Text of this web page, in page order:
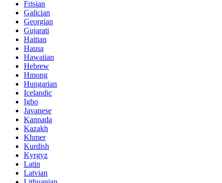
Frisian
Galician
Georgian
Gujarati
Haitian
Hausa
Hawaiian
Hebrew
Hmong
Hungarian
Icelandic
Igbo
Javanese
Kannada
Kazakh
Khmer
Kurdish
Kyrgyz
Latin
Latvian